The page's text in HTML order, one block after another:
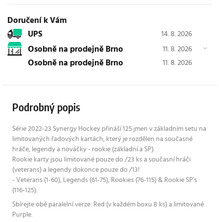
Doručení k Vám
UPS
14. 8. 2026
osobně na prodejně Brno 11. 8. 2026
osobně na prodejně Brno 11. 8. 2026
Podrobný popis
Série 2022-23 Synergy Hockey přináší 125 jmen v základním setu na
limitovaných řadových kartách, který je rozdělen na současné
hráče, legendy a nováčky - rookie (základní a SP).
Rookie karty jsou limitované pouze do /23 ks a současní hráči
(veterans) a legendy dokonce pouze do /13!
- Veterans (1-60), Legends (61-75), Rookies (76-115) & Rookie SP's
(116-125).
Sbírejte obě paralelní verze: Red (v každém boxu 8 ks) a limitované
Purple.